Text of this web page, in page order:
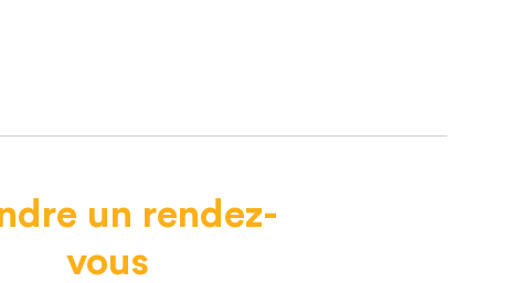
un rendez-
vous